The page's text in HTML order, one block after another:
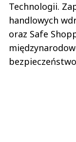
Technologii.
handlowych
oraz Safe